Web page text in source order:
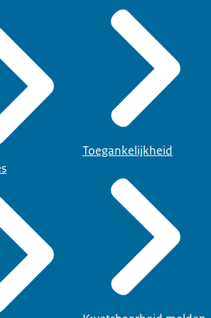
Toegankelijkheid